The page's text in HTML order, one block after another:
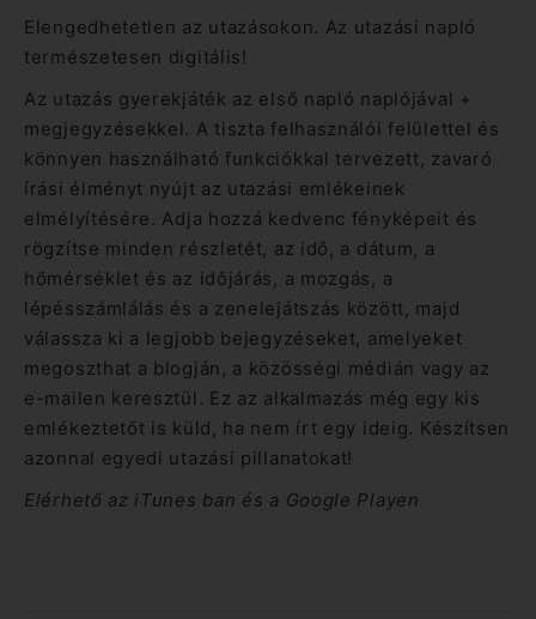
Elengedhetetlen az utazásokon. Az utazási napló
természetesen digitális!
Az utazás gyerekjáték az első napló naplójával +
megjegyzésekkel. A tiszta felhasználói felülettel és
könnyen használható funkciókkal tervezett, zavaró
írási élményt nyújt az utazási emlékeinek
elmélyítésére. Adja hozzá kedvenc fényképeit és
rögzítse minden részletét, az idő, a dátum, a
hőmérséklet és az időjárás, a mozgás, a
lépésszámlálás és a zenelejátszás között, majd
válassza ki a legjobb bejegyzéseket, amelyeket
megoszthat a blogján, a közösségi médián vagy az
e-mailen keresztül. Ez az alkalmazás még egy kis
emlékeztetőt is küld, ha nem írt egy ideig. Készítsen
azonnal egyedi utazási pillanatokat!
Elérhető az iTunes ban és a Google Playen